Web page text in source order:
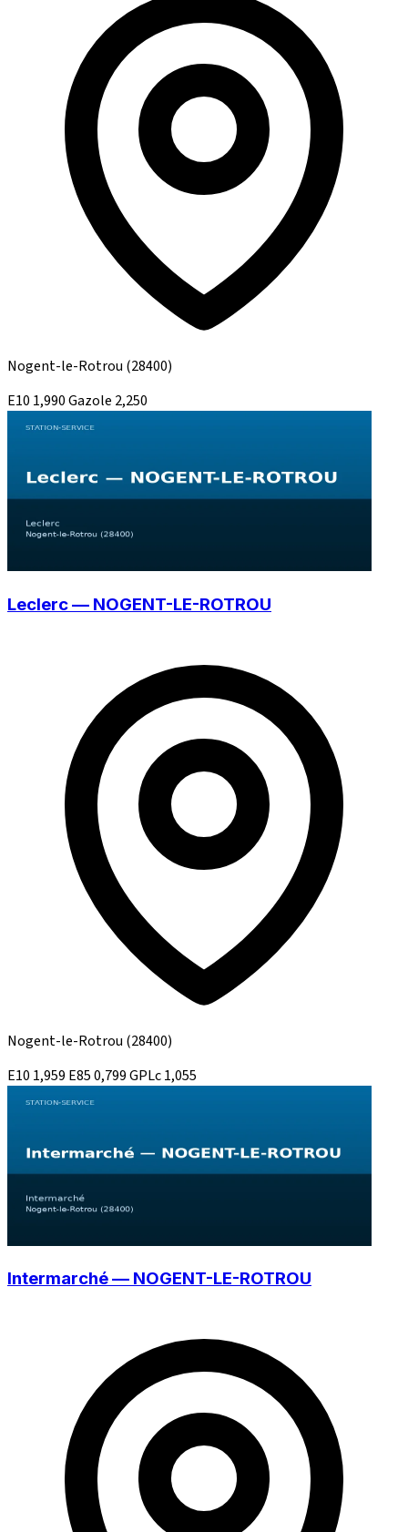
Nogent-le-Rotrou (28400)
E10 1,990Gazole 2,250
Leclerc — NOGENT-LE-ROTROU
Nogent-le-Rotrou (28400)
E10 1,959 E850,799GPLc1,055
Intermarché — NOGENT-LE-ROTROU